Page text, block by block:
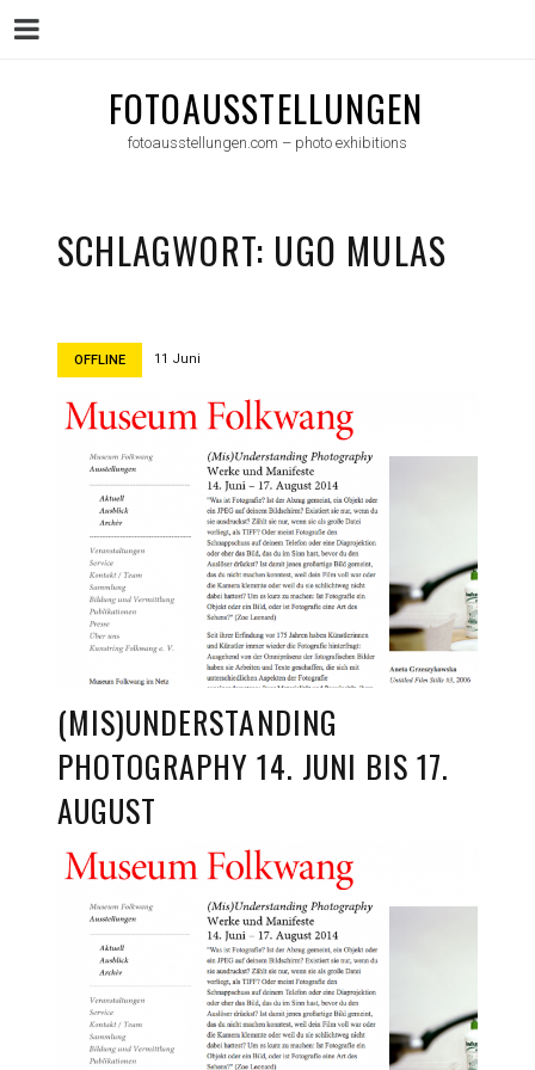
FOTOAUSSTELLUNGEN
fotoausstellungen.com – photo exhibitions
SCHLAGWORT: UGO MULAS
OFFLINE 11 Juni
(MIS)UNDERSTANDING
PHOTOGRAPHY 14. JUNI BIS 17.
AUGUST
Menu